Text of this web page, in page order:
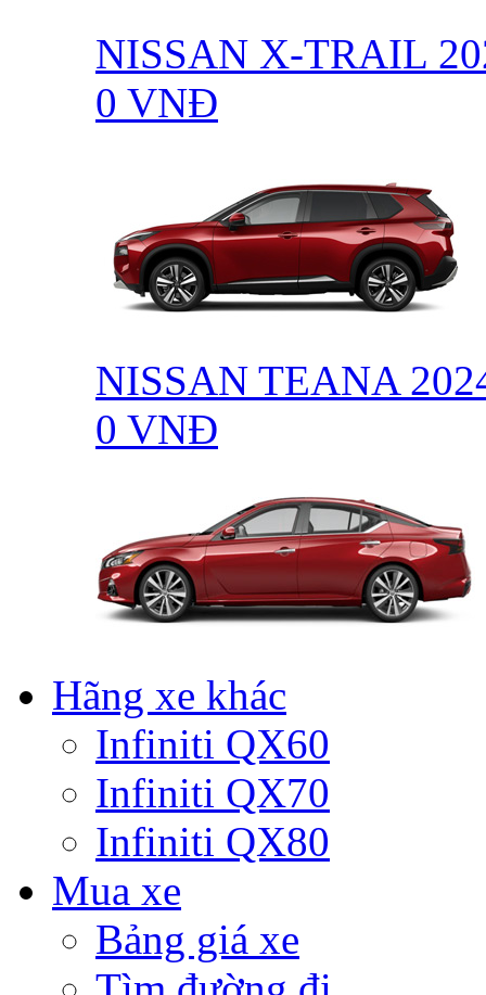
NISSAN X-TRAIL
0 VNĐ
NISSAN TEANA
0 VNĐ
Hãng xe khác
Infiniti QX60
Infiniti QX70
Infiniti QX80
Mua xe
Bảng giá xe